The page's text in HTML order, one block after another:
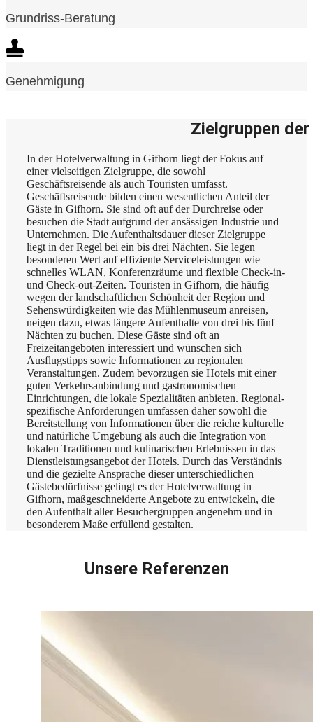
Grundriss-Beratung
Genehmigung
Zielgruppen
In der Hotelverwaltung in Gifhorn liegt der Fokus auf
einer vielseitigen Zielgruppe, die sowohl
Geschäftsreisende als auch Touristen umfasst.
Geschäftsreisende bilden einen wesentlichen Anteil der
Gäste in Gifhorn. Sie sind oft auf der Durchreise oder
besuchen die Stadt aufgrund der ansässigen Industrie und
Unternehmen. Die Aufenthaltsdauer dieser Zielgruppe
liegt in der Regel bei ein bis drei Nächten. Sie legen
besonderen Wert auf effiziente Serviceleistungen wie
schnelles WLAN, Konferenzräume und flexible Check-in-
und Check-out-Zeiten. Touristen in Gifhorn, die häufig
wegen der landschaftlichen Schönheit der Region und
Sehenswürdigkeiten wie das Mühlenmuseum anreisen,
neigen dazu, etwas längere Aufenthalte von drei bis fünf
Nächten zu buchen. Diese Gäste sind oft an
Freizeitangeboten interessiert und wünschen sich
Ausflugstipps sowie Informationen zu regionalen
Veranstaltungen. Zudem bevorzugen sie Hotels mit einer
guten Verkehrsanbindung und gastronomischen
Einrichtungen, die lokale Spezialitäten anbieten. Regional-
spezifische Anforderungen umfassen daher sowohl die
Bereitstellung von Informationen über die reiche kulturelle
und natürliche Umgebung als auch die Integration von
lokalen Traditionen und kulinarischen Erlebnissen in das
Dienstleistungsangebot der Hotels. Durch das Verständnis
und die gezielte Ansprache dieser unterschiedlichen
Gästebedürfnisse gelingt es der Hotelverwaltung in
Gifhorn, maßgeschneiderte Angebote zu entwickeln, die
den Aufenthalt aller Besuchergruppen angenehm und in
besonderem Maße erfüllend gestalten.
Unsere Referenzen